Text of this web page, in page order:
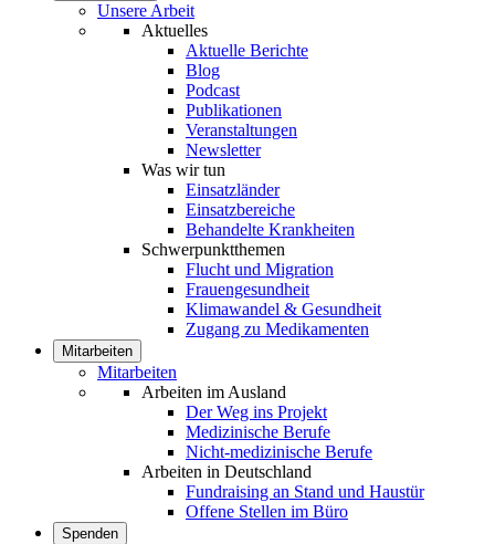
Unsere Arbeit
Aktuelles
Aktuelle Berichte
Blog
Podcast
Publikationen
Veranstaltungen
Newsletter
Was wir tun
Einsatzländer
Einsatzbereiche
Behandelte Krankheiten
Schwerpunktthemen
Flucht und Migration
Frauengesundheit
Klimawandel & Gesundheit
Zugang zu Medikamenten
Mitarbeiten
Mitarbeiten
Arbeiten im Ausland
Der Weg ins Projekt
Medizinische Berufe
Nicht-medizinische Berufe
Arbeiten in Deutschland
Fundraising an Stand und Haustür
Offene Stellen im Büro
Spenden